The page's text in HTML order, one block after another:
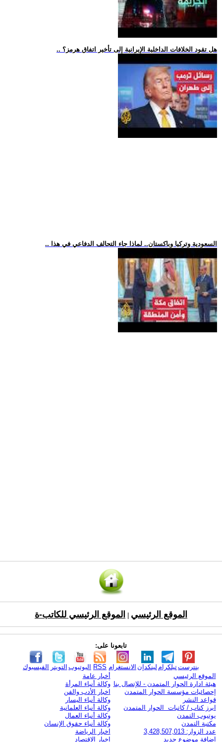
.. هل تقود الخلافات الداخلية الإيرانية إلى تأخير اتفاق هرمز؟
.. السعودية وتركيا وباكستان.. لماذا جاء التحالف الدفاعي في هذا
الموقع الرئيسي الموقع الرئيسي للكاتب-ة
تابعونا على:
الفيسبوك التويتر اليوتيوب RSS الانستغرام لينكدإن تيلكرامبنترست
الموقع الرئيسي
هيئة ادارة الحوار المتمدن - للإتصال بنا
إحصائيات مؤسسة الحوار المتمدن
قواعد النشر
ابرز كتاب / كاتبات الحوار المتمدن
يوتيوب التمدن
مكتبة التمدن
عدد الزوار: 3,428,507,013
اضافة موضوع جديد
أخبار عامة
وكالة أنباء المرأة
اخبار الأدب والفن
وكالة أنباء اليسار
وكالة أنباء العلمانية
وكالة أنباء العمال
وكالة أنباء حقوق الإنسان
اخبار الرياضة
اخبار الاقتصاد